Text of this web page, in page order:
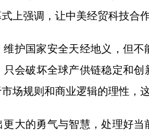
上强调，让中美经贸科技合
国家安全天经地义，但不
会破坏全球产供链稳定和
场规则和商业逻辑的理性，
的勇气与智慧，处理好当